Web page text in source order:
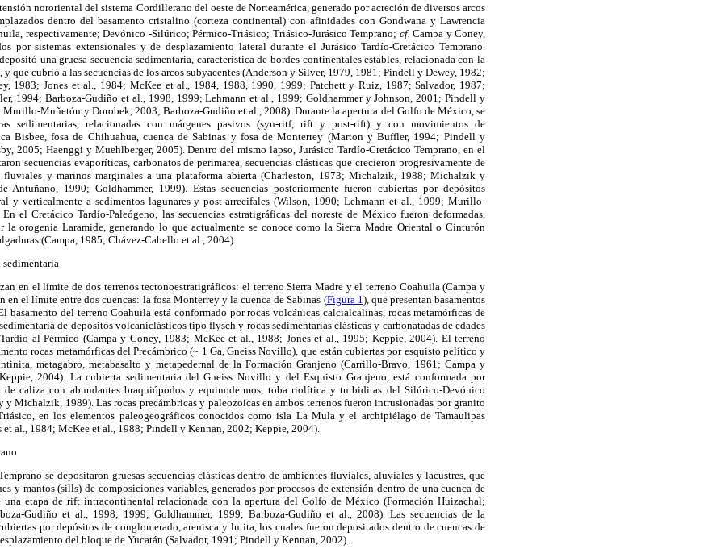
nororiental del sistema Cordillerano del oeste de Norteamérica, generado por acreción de diversos arcos
dentro del basamento cristalino (corteza continental) con afinidades con Gondwana y Lawrencia
respectivamente; Devónico -Silúrico; Pérmico-Triásico; Triásico-Jurásico Temprano; cf. Campa y Coney,
por sistemas extensionales y de desplazamiento lateral durante el Jurásico Tardío-Cretácico Temprano.
una gruesa secuencia sedimentaria, característica de bordes continentales estables, relacionada con la
que cubrió a las secuencias de los arcos subyacentes (Anderson y Silver, 1979, 1981; Pindell y Dewey, 1982;
1983; Jones et al., 1984; McKee et al., 1984, 1988, 1990, 1999; Patchett y Ruiz, 1987; Salvador, 1987;
1994; Barboza-Gudiño et al., 1998, 1999; Lehmann et al., 1999; Goldhammer y Johnson, 2001; Pindell y
Muñetón y Dorobek, 2003; Barboza-Gudiño et al., 2008). Durante la apertura del Golfo de México, se
sedimentarias, relacionadas con márgenes pasivos (syn-ritf, rift y post-rift) y con movimientos de
Bisbee, fosa de Chihuahua, cuenca de Sabinas y fosa de Monterrey (Marton y Buffler, 1994; Pindell y
2005; Haenggi y Muehlberger, 2005). Dentro del mismo lapso, Jurásico Tardío-Cretácico Temprano, en el
secuencias evaporíticas, carbonatos de perimarea, secuencias clásticas que crecieron progresivamente de
fluviales y marinos marginales a una plataforma abierta (Charleston, 1973; Michalzik, 1988; Michalzik y
Antuñano, 1990; Goldhammer, 1999). Estas secuencias posteriormente fueron cubiertas por depósitos
y verticalmente a sedimentos lagunares y post-arrecifales (Wilson, 1990; Lehmann et al., 1999; Murillo-
el Cretácico Tardío-Paleógeno, las secuencias estratigráficas del noreste de México fueron deformadas,
la orogenia Laramide, generando lo que actualmente se conoce como la Sierra Madre Oriental o Cinturón
(Campa, 1985; Chávez-Cabello et al., 2004).
sedimentaria
en el límite de dos terrenos tectonoestratigráficos: el terreno Sierra Madre y el terreno Coahuila (Campa y
en el límite entre dos cuencas: la fosa Monterrey y la cuenca de Sabinas (Figura 1), que presentan basamentos
basamento del terreno Coahuila está conformado por rocas volcánicas calcialcalinas, rocas metamórficas de
de depósitos volcaniclásticos tipo flysch y rocas sedimentarias clásticas y carbonatadas de edades
al Pérmico (Campa y Coney, 1983; McKee et al., 1988; Jones et al., 1995; Keppie, 2004). El terreno
rocas metamórficas del Precámbrico (~ 1 Ga, Gneiss Novillo), que están cubiertas por esquisto pelítico y
metagabro, metabasalto y metapedernal de la Formación Granjeno (Carrillo-Bravo, 1961; Campa y
2004). La cubierta sedimentaria del Gneiss Novillo y del Esquisto Granjeno, está conformada por
de caliza con abundantes braquiópodos y equinodermos, toba riolítica y turbiditas del Silúrico-Devónico
Michalzik, 1989). Las rocas precámbricas y paleozoicas en ambos terrenos fueron intrusionadas por granito
en los elementos paleogeográficos conocidos como isla La Mula y el archipiélago de Tamaulipas
et al., 1984; McKee et al., 1988; Pindell y Kennan, 2002; Keppie, 2004).
se depositaron gruesas secuencias clásticas dentro de ambientes fluviales, aluviales y lacustres, que
y mantos (sills) de composiciones variables, generados por procesos de extensión dentro de una cuenca de
etapa de rift intracontinental relacionada con la apertura del Golfo de México (Formación Huizachal;
Gudiño et al., 1998; 1999; Goldhammer, 1999; Barboza-Gudiño et al., 2008). Las secuencias de la
por depósitos de conglomerado, arenisca y lutita, los cuales fueron depositados dentro de cuencas de
del bloque de Yucatán (Salvador, 1991; Pindell y Kennan, 2002).